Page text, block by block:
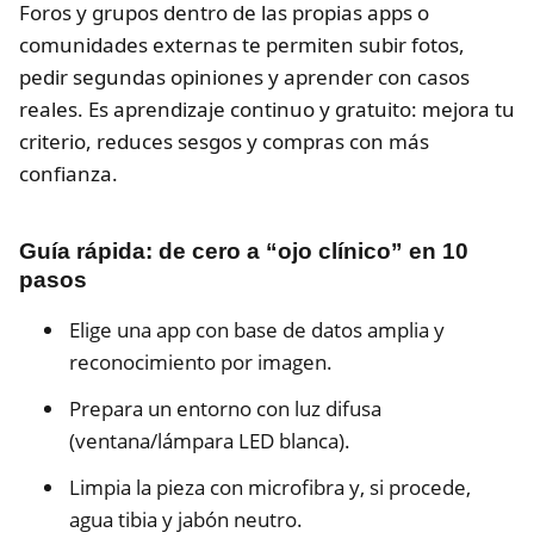
Foros y grupos dentro de las propias apps o
comunidades externas te permiten subir fotos,
pedir segundas opiniones y aprender con casos
reales. Es aprendizaje continuo y gratuito: mejora tu
criterio, reduces sesgos y compras con más
confianza.
Guía rápida: de cero a “ojo clínico” en 10
pasos
Elige una app con base de datos amplia y
reconocimiento por imagen.
Prepara un entorno con luz difusa
(ventana/lámpara LED blanca).
Limpia la pieza con microfibra y, si procede,
agua tibia y jabón neutro.